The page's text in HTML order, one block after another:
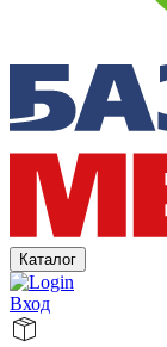
Каталог
Вход